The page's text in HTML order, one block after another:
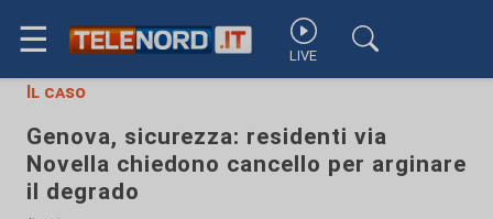
☰ LIVE
Il caso
Genova, sicurezza: residenti via
Novella chiedono cancello per arginare
il degrado